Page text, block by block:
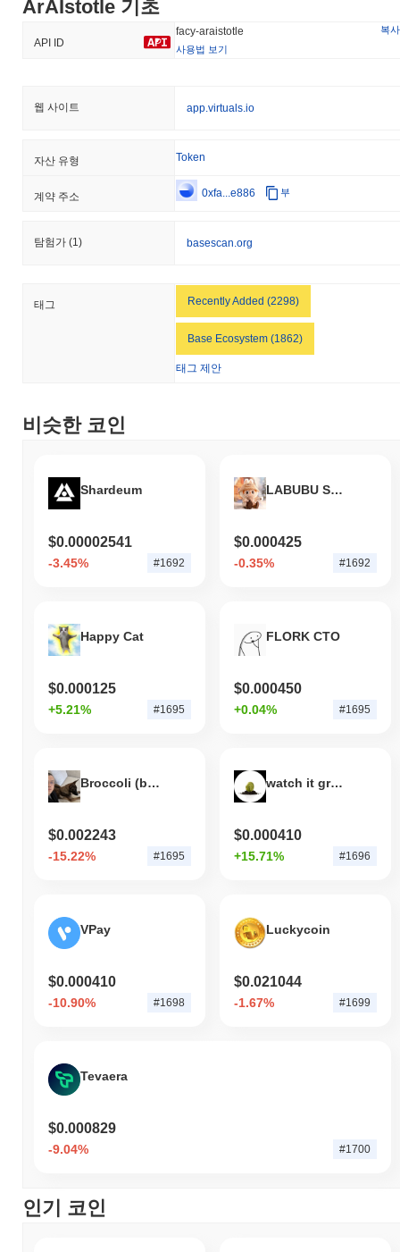
0.79%증가를 보여줍니다. 이는 거래 활동의 단기적인 증가를 나
ArAIstotle의 가격 범위 기록은 무엇인가요?
역대 최저가(ATL):
ArAIstotle의 시가총액은 약$424,408.00
, 시장 규모별로 전 세계
FACY 토큰 유통 공급량을 기준으로 계산됩니다.
지난 7일 동안 ArAIstotle는11.01%하락하여0.88%의 상승을 기
록한 전체 암호화폐 시장에 뒤처졌습니다. 이는 더 넓은 시장 모멘
텀과 비교하여 FACY의 가격 움직임에서 일시적인 지연을 나타냅
ArAIstotle 기초
API ID
facy-araistotle
복사
사용법 보기
웹 사이트 app.virtuals.io
자산 유형 Token
계약 주소 0xfa...e886 부
탐험가 (1) basescan.org
태그 Recently Added (2298)
Base Ecosystem (1862)
태그 제안
비슷한 코인
Shardeum
$0.00002541
-3.45% #1692
LABUBU SOL
$0.000425
-0.35% #1692
Happy Cat
$0.000125
+5.21% #1695
FLORK CTO
$0.000450
+0.04% #1695
Broccoli (broccolibnb.org)
$0.002243
-15.22% #1695
watch it grow
$0.000410
+15.71% #1696
VPay
$0.000410
-10.90% #1698
Luckycoin
$0.021044
-1.67% #1699
Tevaera
$0.000829
-9.04% #1700
인기 코인